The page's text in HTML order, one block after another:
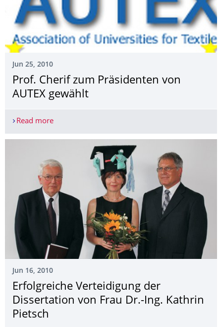
Jun 25, 2010
Prof. Cherif zum Präsidenten von
AUTEX gewählt
Read moreProf. Cherif zum Präsidenten von AUTEX gewählt
Jun 16, 2010
Erfolgreiche Verteidigung der
Dissertation von Frau Dr.-Ing. Kathrin
Pietsch